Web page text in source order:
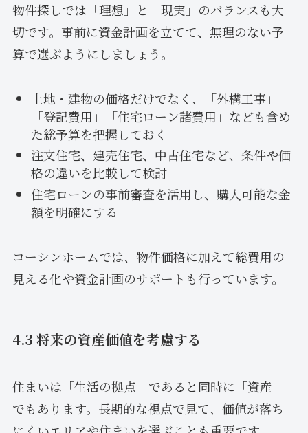
物件探しでは「理想」と「現実」のバランスも大
切です。事前に資金計画を立てて、無理のない予
算で選ぶようにしましょう。
土地・建物の価格だけでなく、「外構工事」
「登記費用」「住宅ローン諸費用」なども含め
た総予算を把握しておく
注文住宅、建売住宅、中古住宅など、条件や価
格の違いを比較して検討
住宅ローンの事前審査を活用し、購入可能な金
額を明確にする
コーシンホームでは、物件価格に加えて総費用の
見える化や資金計画のサポートも行っています。
4.3 将来の資産価値を考慮する
住まいは「生活の拠点」であると同時に「資産」
でもあります。長期的な視点で見て、価値が落ち